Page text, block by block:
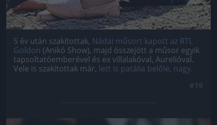
5 év után szakítottak, Nádai műsort kapott az RTL
Goldon (Anikó Show), majd összejött a műsor egyik
tapsoltatóemberével és ex villalakóval, Aurelióval.
Vele is szakítottak már, lett is patália belőle, nagy.